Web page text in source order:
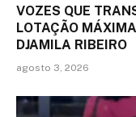
VOZES QUE
LOTAÇÃO
DJAMILA RIBEIRO
agosto 3, 2026